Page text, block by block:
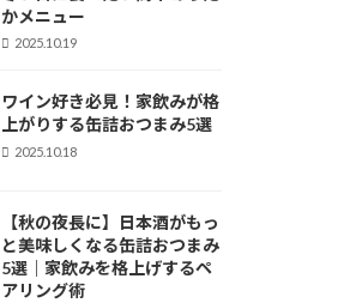
かメニュー
2025.10.19
ワイン好き必見！家飲みが格
上がりする缶詰おつまみ5選
2025.10.18
【秋の夜長に】日本酒がもっ
と美味しくなる缶詰おつまみ
5選｜家飲みを格上げするペ
アリング術